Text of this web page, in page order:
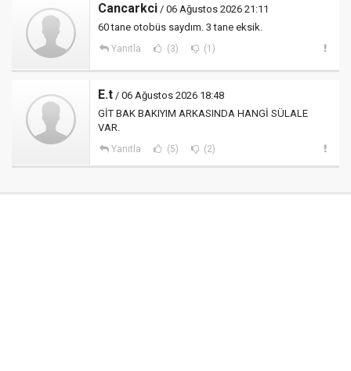
Cancarkci / 06 Ağustos 2026 21:11
60 tane otobüs saydım. 3 tane eksik.
Yanıtla (3) (1)
E.t / 06 Ağustos 2026 18:48
GİT BAK BAKIYIM ARKASINDA HANGİ SÜLALE
VAR.
Yanıtla (5) (2)